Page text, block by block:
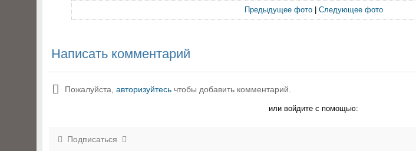
Предыдущее фото| Следующее фото
Написать комментарий
Пожалуйста, авторизуйтесь чтобы добавить комментарий.
или войдите с помощью:
Подписаться